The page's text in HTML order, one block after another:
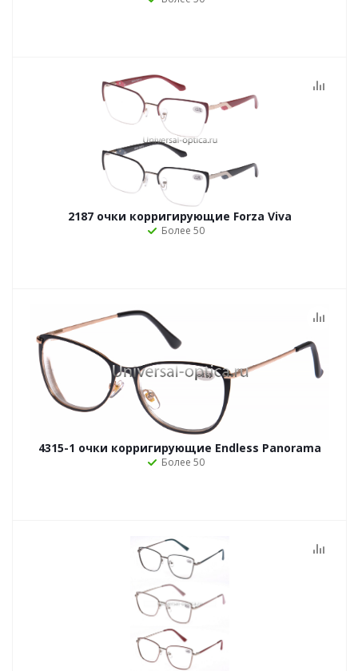
2187 очки корригирующие Forza Viva
Более 50
4315-1 очки корригирующие Endless Panorama
Более 50